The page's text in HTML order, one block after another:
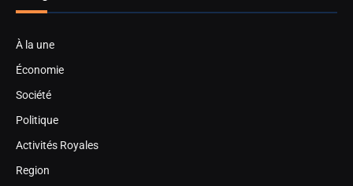
À la une
Économie
Société
Politique
Activités Royales
Region